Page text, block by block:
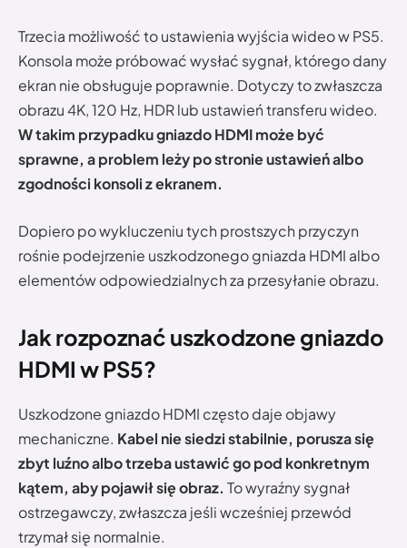
Trzecia możliwość to ustawienia wyjścia wideo w PS5.
Konsola może próbować wysłać sygnał, którego dany
ekran nie obsługuje poprawnie. Dotyczy to zwłaszcza
obrazu 4K, 120 Hz, HDR lub ustawień transferu wideo.
W takim przypadku gniazdo HDMI może być
sprawne, a problem leży po stronie ustawień albo
zgodności konsoli z ekranem.
Dopiero po wykluczeniu tych prostszych przyczyn
rośnie podejrzenie uszkodzonego gniazda HDMI albo
elementów odpowiedzialnych za przesyłanie obrazu.
Jak rozpoznać uszkodzone gniazdo
HDMI w PS5?
Uszkodzone gniazdo HDMI często daje objawy
mechaniczne. Kabel nie siedzi stabilnie, porusza się
zbyt luźno albo trzeba ustawić go pod konkretnym
kątem, aby pojawił się obraz. To wyraźny sygnał
ostrzegawczy, zwłaszcza jeśli wcześniej przewód
trzymał się normalnie.